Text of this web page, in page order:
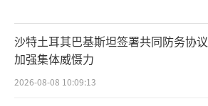
沙特土耳其巴基斯坦签署共同防务协议
加强集体威慑力
2026-08-08 10:09:13